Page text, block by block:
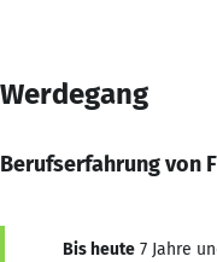
Werdegang
Berufserfahrung von
Bis heute 7 Jahre